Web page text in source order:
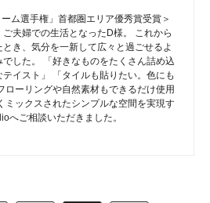
ム選手権」首都圏エリア優秀賞受賞＞
夫婦での生活となったD様。 これから
き、気分を一新して広々と過ごせるよ
した。 「好きなものをたくさん詰め込
イスト」 「タイルも貼りたい。色にも
ローリングや自然素材もできるだけ使用
ミックスされたシンプルな空間を実現す
へご相談いただきました。